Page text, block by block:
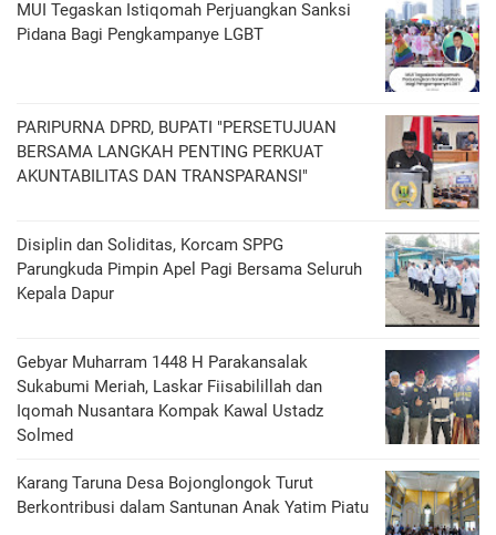
MUI Tegaskan Istiqomah Perjuangkan Sanksi
Pidana Bagi Pengkampanye LGBT
PARIPURNA DPRD, BUPATI "PERSETUJUAN
BERSAMA LANGKAH PENTING PERKUAT
AKUNTABILITAS DAN TRANSPARANSI"
Disiplin dan Soliditas, Korcam SPPG
Parungkuda Pimpin Apel Pagi Bersama Seluruh
Kepala Dapur
Gebyar Muharram 1448 H Parakansalak
Sukabumi Meriah, Laskar Fiisabilillah dan
Iqomah Nusantara Kompak Kawal Ustadz
Solmed
Karang Taruna Desa Bojonglongok Turut
Berkontribusi dalam Santunan Anak Yatim Piatu